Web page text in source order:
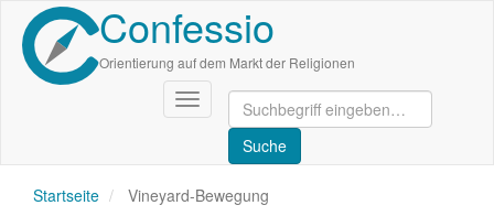
Direkt
zum
Inhalt
Confessio
Orientierung auf dem Markt der Religionen
Navigation
aktivieren/deaktivieren
Startseite Vineyard-Bewegung